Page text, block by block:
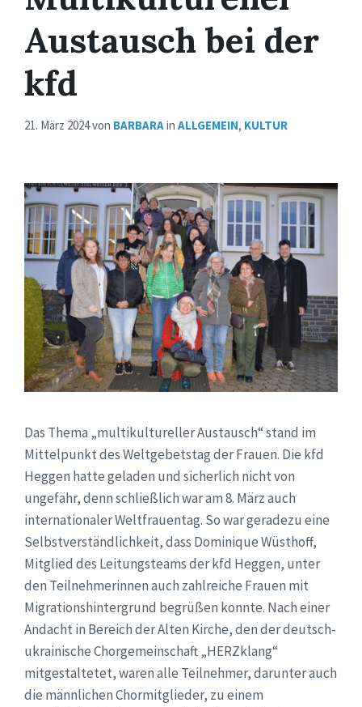
Austausch bei der
kfd
21. März 2024von BARBARAin ALLGEMEIN, KULTUR
Das Thema „multikultureller Austausch“ stand im
Mittelpunkt des Weltgebetstag der Frauen. Die kfd
Heggen hatte geladen und sicherlich nicht von
ungefähr, denn schließlich war am 8. März auch
internationaler Weltfrauentag. So war geradezu eine
Selbstverständlichkeit, dass Dominique Wüsthoff,
Mitglied des Leitungsteams der kfd Heggen, unter
den Teilnehmerinnen auch zahlreiche Frauen mit
Migrationshintergrund begrüßen konnte. Nach einer
Andacht in Bereich der Alten Kirche, den der deutsch-
ukrainische Chorgemeinschaft „HERZklang“
mitgestaltetet, waren alle Teilnehmer, darunter auch
die männlichen Chormitglieder, zu einem